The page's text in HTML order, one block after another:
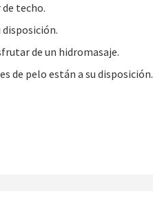
techo.
de un hidromasaje.
de pelo están a su disposición.